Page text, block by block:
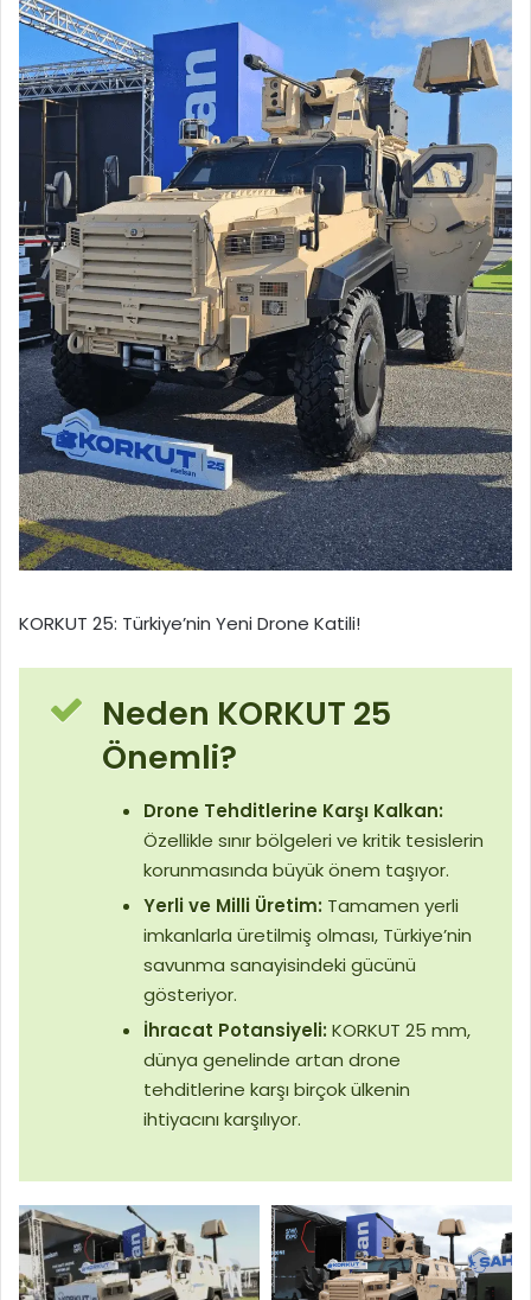
KORKUT 25: Türkiye’nin Yeni Drone Katili!
Neden KORKUT 25
Önemli?
Drone Tehditlerine Karşı Kalkan:
Özellikle sınır bölgeleri ve kritik tesislerin
korunmasında büyük önem taşıyor.
Yerli ve Milli Üretim: Tamamen yerli
imkanlarla üretilmiş olması, Türkiye’nin
savunma sanayisindeki gücünü
gösteriyor.
İhracat Potansiyeli:KORKUT 25 mm,
dünya genelinde artan drone
tehditlerine karşı birçok ülkenin
ihtiyacını karşılıyor.